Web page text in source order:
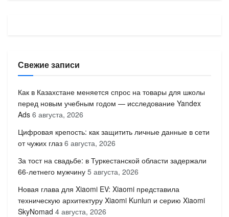
Свежие записи
Как в Казахстане меняется спрос на товары для школы
перед новым учебным годом — исследование Yandex
Ads 6 августа, 2026
Цифровая крепость: как защитить личные данные в сети
от чужих глаз 6 августа, 2026
За тост на свадьбе: в Туркестанской области задержали
66-летнего мужчину 5 августа, 2026
Новая глава для Xiaomi EV: Xiaomi представила
техническую архитектуру Xiaomi Kunlun и серию Xiaomi
SkyNomad 4 августа, 2026